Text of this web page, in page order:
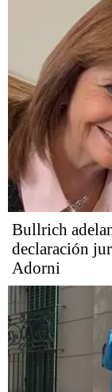
Bullrich
declaración
Adorni